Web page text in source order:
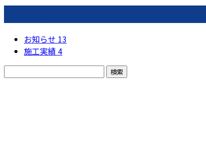
お知らせ 13
施工実績4